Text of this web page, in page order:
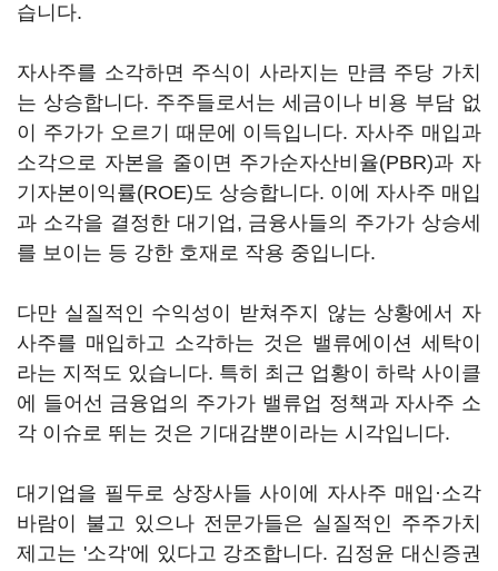
습니다.
자사주를 소각하면 주식이 사라지는 만큼 주당 가치
는 상승합니다. 주주들로서는 세금이나 비용 부담 없
이 주가가 오르기 때문에 이득입니다. 자사주 매입과
소각으로 자본을 줄이면 주가순자산비율(PBR)과 자
기자본이익률(ROE)도 상승합니다. 이에 자사주 매입
과 소각을 결정한 대기업, 금융사들의 주가가 상승세
를 보이는 등 강한 호재로 작용 중입니다.
다만 실질적인 수익성이 받쳐주지 않는 상황에서 자
사주를 매입하고 소각하는 것은 밸류에이션 세탁이
라는 지적도 있습니다. 특히 최근 업황이 하락 사이클
에 들어선 금융업의 주가가 밸류업 정책과 자사주 소
각 이슈로 뛰는 것은 기대감뿐이라는 시각입니다.
대기업을 필두로 상장사들 사이에 자사주 매입·소각
바람이 불고 있으나 전문가들은 실질적인 주주가치
제고는 '소각'에 있다고 강조합니다. 김정윤 대신증권